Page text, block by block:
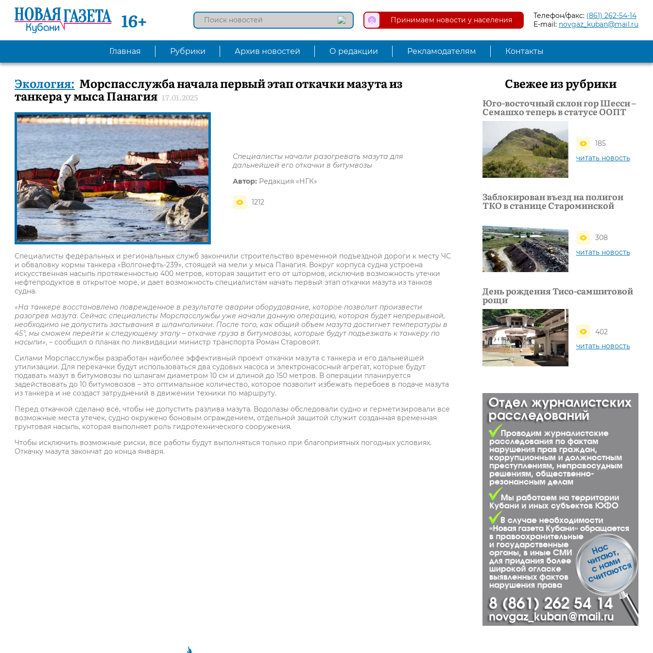
16+ Принимаем новости у населения Телефон/факс: (861) 262-54-14
E-mail: novgaz_kuban@mail.ru
Главная Рубрики Архив новостей О редакции Рекламодателям Контакты
Экология: Морспасслужба начала первый этап откачки мазута из
танкера у мыса Панагия 17.01.2025
Специалисты начали разогревать мазута для
дальнейшей его откачки в битумвозы
Автор: Редакция «НГК»
1212
Специалисты федеральных и региональных служб закончили строительство временной подъездной дороги к месту ЧС
и обваловку кормы танкера «Волгонефть-239», стоящей на мели у мыса Панагия. Вокруг корпуса судна устроена
искусственная насыпь протяженностью 400 метров, которая защитит его от штормов, исключив возможность утечки
нефтепродуктов в открытое море, и дает возможность специалистам начать первый этап откачки мазута из танков
судна.
«На танкере восстановлено поврежденное в результате аварии оборудование, которое позволит произвести
разогрев мазута. Сейчас специалисты Морспасслужбы уже начали данную операцию, которая будет непрерывной,
необходимо не допустить застывания в шланголинии. После того, как общий объем мазута достигнет температуры в
45°, мы сможем перейти к следующему этапу – откачке груза в битумовозы, которые будут подъезжать к танкеру по
насыпи», – сообщил о планах по ликвидации министр транспорта Роман Старовойт.
Силами Морспасслужбы разработан наиболее эффективный проект откачки мазута с танкера и его дальнейшей
утилизации. Для перекачки будут использоваться два судовых насоса и электронасосный агрегат, которые будут
подавать мазут в битумовозы по шлангам диаметром 10 см и длиной до 150 метров. В операции планируется
задействовать до 10 битумовозов – это оптимальное количество, которое позволит избежать перебоев в подаче мазута
из танкера и не создаст затруднений в движении техники по маршруту.
Перед откачкой сделано всё, чтобы не допустить разлива мазута. Водолазы обследовали судно и герметизировали все
возможные места утечек, судно окружено боновым ограждением, отдельной защитой служит созданная временная
грунтовая насыпь, которая выполняет роль гидротехнического сооружения.
Чтобы исключить возможные риски, все работы будут выполняться только при благоприятных погодных условиях.
Откачку мазута закончат до конца января.
Свежее из рубрики
Юго-восточный склон гор Шесси –
Семашхо теперь в статусе ООПТ
185
читать новость
Заблокирован въезд на полигон
ТКО в станице Староминской
308
читать новость
День рождения Тисо-самшитовой
рощи
402
читать новость